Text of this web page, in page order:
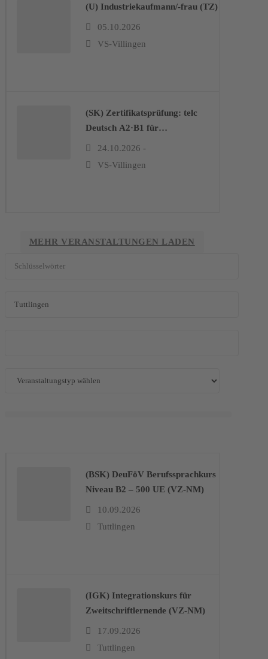
(U) Industriekaufmann/-frau (TZ)
05.10.2026
VS-Villingen
(SK) Zertifikatsprüfung: telc
Deutsch A2·B1 für
Selbstzahler*innen
24.10.2026 -
VS-Villingen
MEHR VERANSTALTUNGEN LADEN
(BSK) DeuFöV Berufssprachkurs
Niveau B2 – 500 UE (VZ-NM)
10.09.2026
Tuttlingen
(IGK) Integrationskurs für
Zweitschriftlernende (VZ-NM)
17.09.2026
Tuttlingen